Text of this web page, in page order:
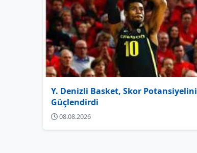
Y. Denizli Basket, Skor Potansiyelini
Güçlendirdi
08.08.2026